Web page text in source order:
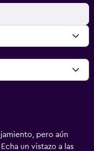
pero aún
un vistazo a las